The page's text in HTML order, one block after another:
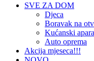
SVE ZA DOM
Djeca
Boravak na
Kućanski
Auto oprema
Akcija mjeseca!!!